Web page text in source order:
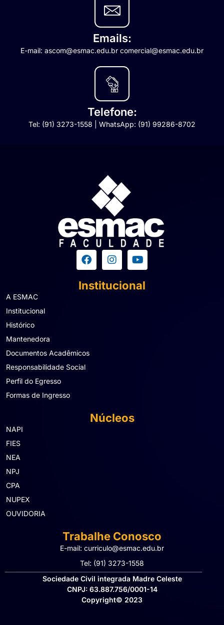
Emails:
E-mail: ascom@esmac.edu.br comercial@esmac.edu.br
Telefone:
Tel: (91) 3273-1558 | WhatsApp: (91) 99286-8702
Institucional
A ESMAC
Institucional
Histórico
Mantenedora
Documentos Acadêmicos
Responsabilidade Social
Perfil do Egresso
Formas de Ingresso
Núcleos
NAPI
FIES
NEA
NPJ
CPA
NUPEX
OUVIDORIA
Trabalhe Conosco
E-mail: curriculo@esmac.edu.br
Tel: (91) 3273-1558​
Sociedade Civil integrada Madre Celeste
CNPJ: 63.887.756/0001-14
Copyright© 2023